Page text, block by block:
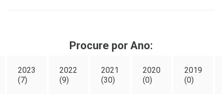
Procure por Ano:
2023
(7)
2022
(9)
2021
(30)
2020
(0)
2019
(0)